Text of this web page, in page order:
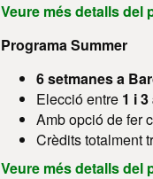
Veure més detalls del
Programa Summer
6 setmanes a
Elecció entre 1 i
Amb opció de fer
Crèdits totalment
Veure més detalls del